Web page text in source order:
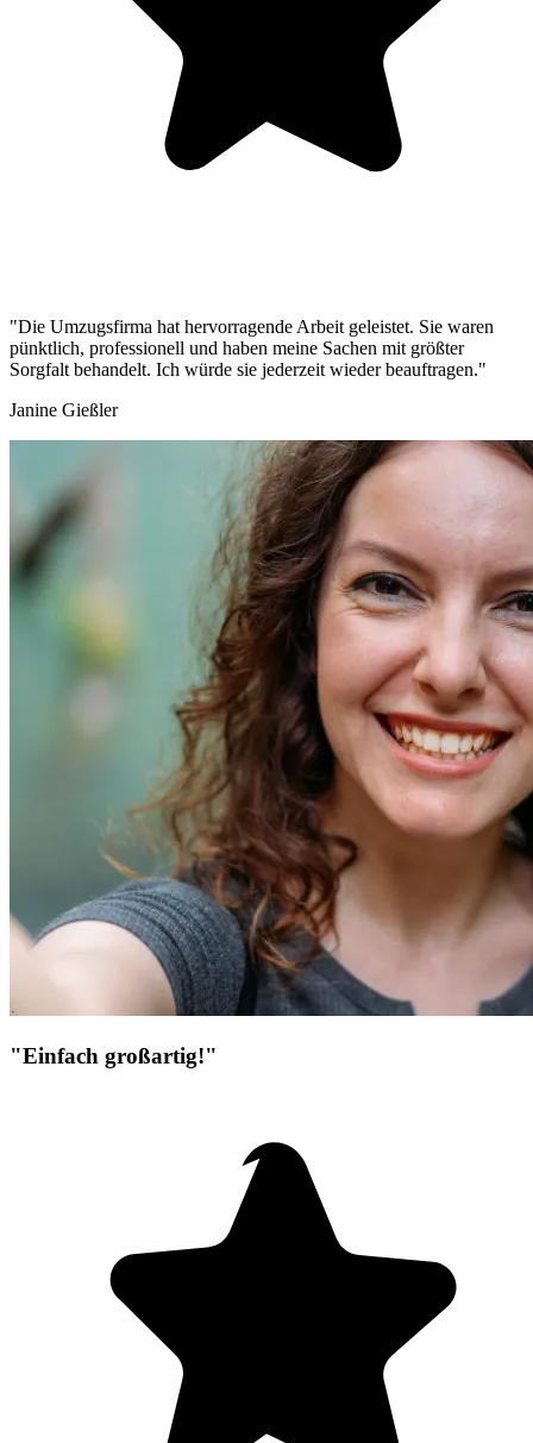
"Die Umzugsfirma hat hervorragende Arbeit geleistet. Sie waren
pünktlich, professionell und haben meine Sachen mit größter
Sorgfalt behandelt. Ich würde sie jederzeit wieder beauftragen."
Janine Gießler
"Einfach großartig!"